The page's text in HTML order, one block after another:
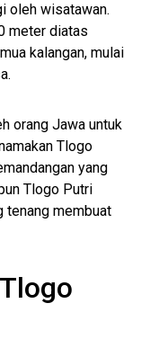
oleh wisatawan.
meter diatas
kalangan, mulai
orang Jawa untuk
Tlogo
yang
Tlogo Putri
tenang membuat